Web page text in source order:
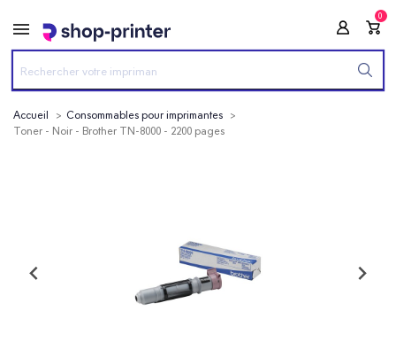
0
Accueil
Consommables pour imprimantes
Toner - Noir - Brother TN-8000 - 2200 pages